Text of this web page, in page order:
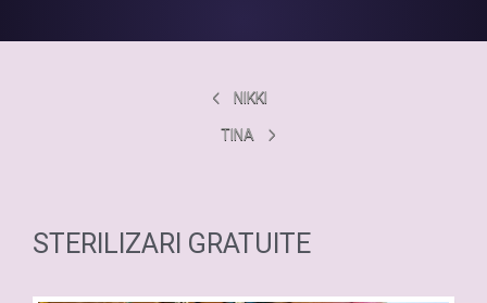
NIKKI
TINA
STERILIZARI GRATUITE